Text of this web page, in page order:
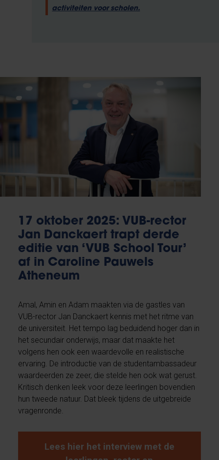
activiteiten voor scholen.
17 oktober 2025: VUB-rector
Jan Danckaert trapt derde
editie van ‘VUB School Tour’
af in Caroline Pauwels
Atheneum
Amal, Amin en Adam maakten via de gastles van
VUB-rector Jan Danckaert kennis met het ritme van
de universiteit. Het tempo lag beduidend hoger dan in
het secundair onderwijs, maar dat maakte het
volgens hen ook een waardevolle en realistische
ervaring. De introductie van de studentambassadeur
waardeerden ze zeer, die stelde hen ook wat gerust.
Kritisch denken leek voor deze leerlingen bovendien
hun tweede natuur. Dat bleek tijdens de uitgebreide
vragenronde.
Lees hier het interview met de